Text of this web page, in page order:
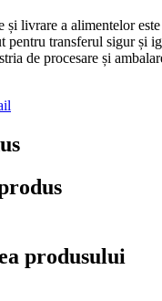
și livrare a alimentelor
pentru transferul sigur și
de procesare și
produsului